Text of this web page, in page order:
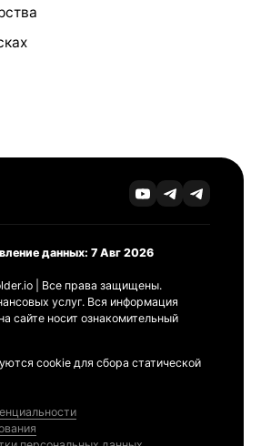
данных: 7 Авг 2026
| Все права защищены.
услуг. Вся информация
сайте носит ознакомительный
cookie для сбора статической